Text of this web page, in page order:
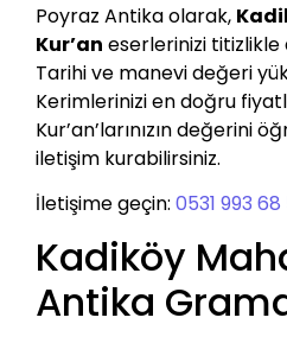
Poyraz Antika olarak,
Kur’an eserlerinizi
Tarihi ve manevi değeri
Kerimlerinizi en doğru
Kur’an’larınızın değerini
iletişim kurabilirsiniz.
İletişime geçin: 0531 993 68
Kadiköy
Antika